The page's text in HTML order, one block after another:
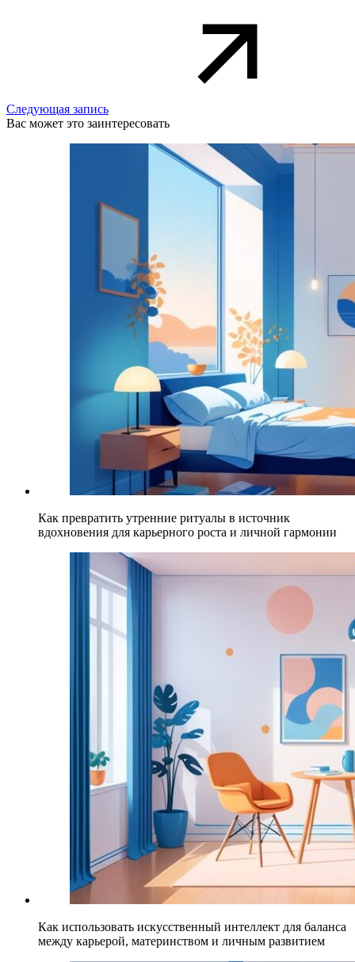
Следующая запись
Вас может это заинтересовать
Как превратить утренние ритуалы в источник
вдохновения для карьерного роста и личной гармонии
Как использовать искусственный интеллект для баланса
между карьерой, материнством и личным развитием